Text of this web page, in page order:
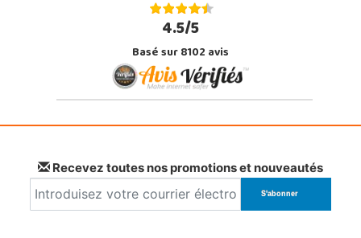
4.5/5
Basé sur 8102 avis
Recevez toutes nos promotions et nouveautés